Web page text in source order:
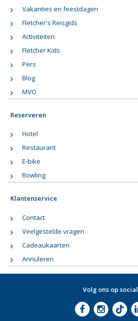
Vakanties en feestdagen
Fletcher's Reisgids
Activiteiten
Fletcher Kids
Pers
Blog
MVO
Reserveren
Hotel
Restaurant
E-bike
Bowling
Klantenservice
Contact
Veelgestelde vragen
Cadeaukaarten
Annuleren
Volg ons op social